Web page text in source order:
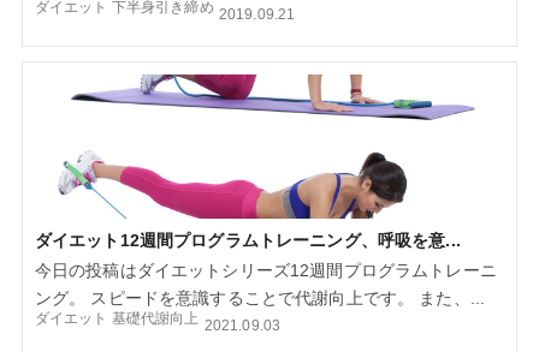
ダイエット 下半身引き締め 2019.09.21
ダイエット12週間プログラムトレーニング、呼吸を意...
今日の投稿はダイエットシリーズ12週間プログラムトレーニ
ング。 スピードを意識することで代謝向上です。 また、...
ダイエット 基礎代謝向上 2021.09.03